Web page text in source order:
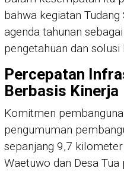
bahwa kegiatan
agenda tahunan
pengetahuan dan solusi
Percepatan
Berbasis Kinerja
Komitmen
pengumuman
sepanjang 9,7
Waetuwo dan Desa